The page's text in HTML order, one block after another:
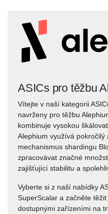
ASICs pro těžbu
Vítejte v naší kategorii
navrženy pro těžbu
kombinuje vysokou
Alephium využívá
mechanismus shardingu
zpracovávat značné
zajišťující stabilitu a
Vyberte si z naší nabídky
SuperScalar a začněte
dostupnými zařízeními na